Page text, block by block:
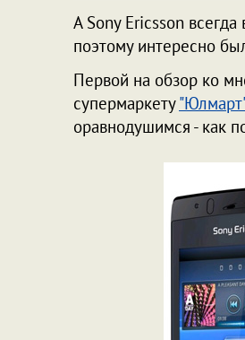
А Sony Ericsson
поэтому интересно
Первой на обзор ко
супермаркету"Юлмарт"
оравнодушимся - как